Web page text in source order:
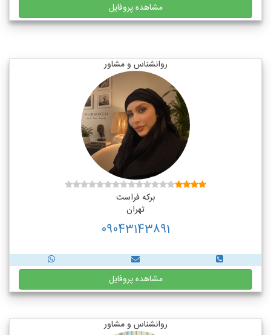
مشاهده پروفایل
روانشناس و مشاور
برکه فراست
تهران
09043143891
مشاهده پروفایل
روانشناس و مشاور